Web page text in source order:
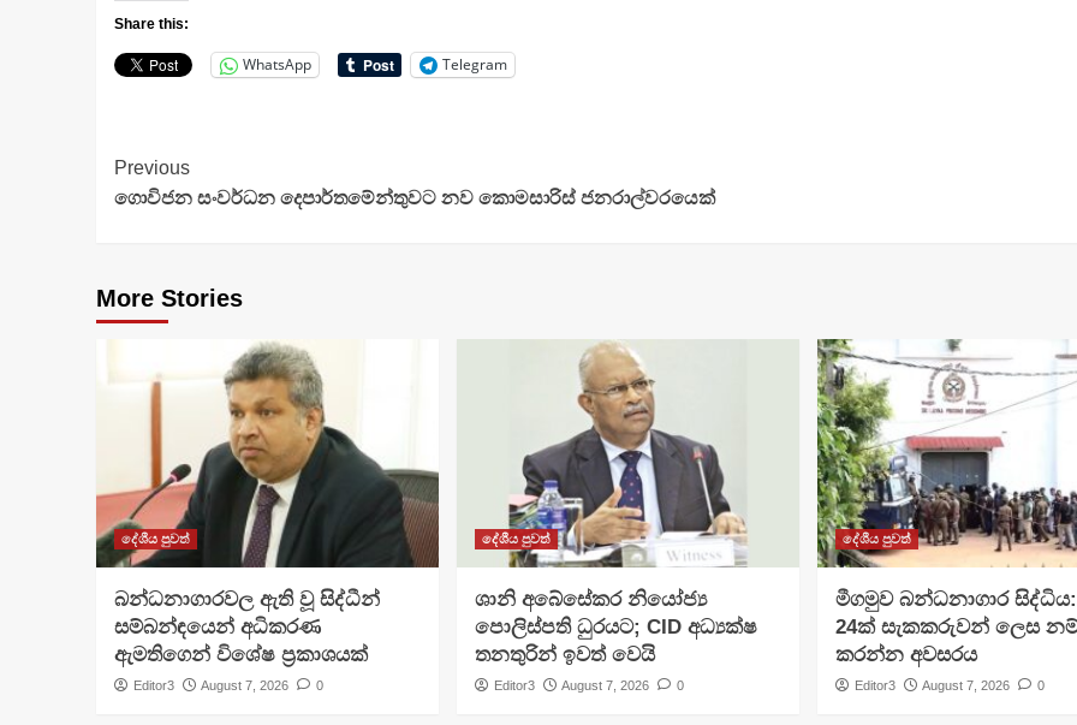
Share this:
WhatsApp Telegram
Continue
Reading
Previous
ගොවිජන සංවර්ධන දෙපාර්තමේන්තුවට නව කොමසාරිස් ජනරාල්වරයෙක්
More Stories
දේශීය පුවත්
බන්ධනාගාරවල ඇති වූ සිද්ධීන්
සම්බන්ඳයෙන් අධිකරණ
ඇමතිගෙන් විශේෂ ප්‍රකාශයක්
Editor3 August 7, 2026 0
දේශීය පුවත්
ශානි අබේසේකර නියෝජ්‍ය
පොලිස්පති ධුරයට; CID අධ්‍යක්ෂ
තනතුරින් ඉවත් වෙයි
Editor3 August 7, 2026 0
දේශීය පුවත්
මීගමුව බන්ධනාගාර
24ක් සැකකරුවන් ලෙස
කරන්න අවසරය
Editor3 August 7, 2026 0